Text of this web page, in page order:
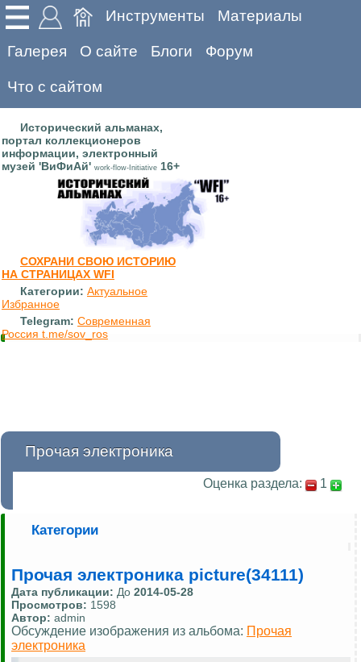
Инструменты Материалы
Галерея О сайте Блоги Форум
Что с сайтом
Исторический альманах,
портал коллекционеров
информации, электронный
музей 'ВиФиАй' work-flow-Initiative 16+
СОХРАНИ СВОЮ ИСТОРИЮ
НА СТРАНИЦАХ WFI
Категории: Актуальное
Избранное
Telegram: Современная
Россия t.me/sov_ros
Прочая электроника
Оценка раздела: 1
Категории
Прочая электроника picture(34111)
Дата публикации: До 2014-05-28
Просмотров: 1598
Автор: admin
Обсуждение изображения из альбома: Прочая
электроника